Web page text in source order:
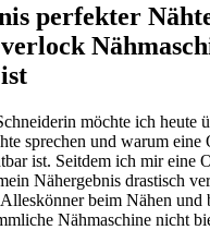
perfekter
möchte ich heute
sprechen und warum eine
ist. Seitdem ich mir eine
Nähergebnis drastisch
beim Nähen und
Nähmaschine nicht